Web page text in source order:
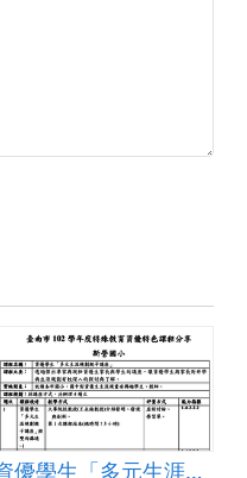
資優學生「多元生涯規劃親子講座」